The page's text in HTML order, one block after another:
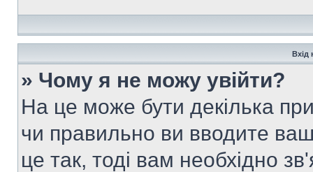
Вхід
» Чому я не можу увійти?
На це може бути декілька
чи правильно ви вводите
це так, тоді вам необхідно